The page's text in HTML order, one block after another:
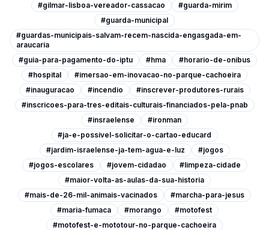
#gilmar-lisboa-vereador-cassacao
#guarda-mirim
#guarda-municipal
#guardas-municipais-salvam-recem-nascida-engasgada-em-
araucaria
#guia-para-pagamento-do-iptu
#hma
#horario-de-onibus
#hospital
#imersao-em-inovacao-no-parque-cachoeira
#inauguracao
#incendio
#inscrever-produtores-rurais
#inscricoes-para-tres-editais-culturais-financiados-pela-pnab
#insraelense
#ironman
#ja-e-possivel-solicitar-o-cartao-educard
#jardim-israelense-ja-tem-agua-e-luz
#jogos
#jogos-escolares
#jovem-cidadao
#limpeza-cidade
#maior-volta-as-aulas-da-sua-historia
#mais-de-26-mil-animais-vacinados
#marcha-para-jesus
#maria-fumaca
#morango
#motofest
#motofest-e-mototour-no-parque-cachoeira